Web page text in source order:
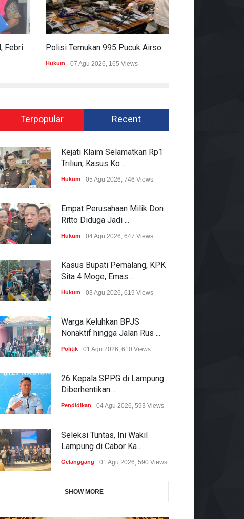
Hukum 07 Agu 2026, 165 Views
Terpopular Recent
Kejati Klaim Selamatkan Rp1
Triliun, Kasus Ko ...
Hukum 05 Agu 2026, 746 Views
Empat Perusahaan Milik Don
Ritto Diduga Jadi ...
Hukum 04 Agu 2026, 647 Views
Kasus Bupati Pemalang, KPK
Sita 4 Moge, Emas ...
Hukum 03 Agu 2026, 619 Views
Warga Keluhkan BPJS
Nonaktif hingga Jalan Rus ...
Politik 01 Agu 2026, 610 Views
26 Kepala SPPG di Lampung
Diberhentikan ...
Pendidikan 04 Agu 2026, 593 Views
Seleksi Tuntas, Ini Wakil
Lampung di Cabor Ka ...
Gelanggang 01 Agu 2026, 590 Views
SHOW MORE